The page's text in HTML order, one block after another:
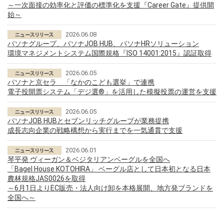
～一次面接の効率化と評価の標準化を支援『Career Gate』提供開
始～
2026.06.08
パソナグループ、パソナJOB HUB、パソナHRソリューション
環境マネジメントシステム国際規格『ISO 14001:2015』認証取得
2026.06.05
パソナと京セラ 「なかのこども選挙」で連携
電子投開票システム「デジ選®」を活用した模擬投票の運営を支援
2026.06.05
パソナJOB HUBとセブンリッチグループが業務提携
成長志向企業の戦略構想から実行までを一気通貫で支援
2026.06.01
琴平発 ヴィーガン＆ベジタリアンベーグルを全国へ
「Bagel House KOTOHIRA」 ベーグル店として日本初となる日本
農林規格JAS0026を取得
～6月1日よりEC販売・法人向け卸を本格展開、地方発ブランドを
全国へ～